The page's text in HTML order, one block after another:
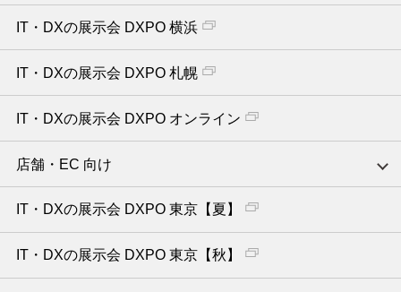
IT・DXの展示会 DXPO 横浜
IT・DXの展示会 DXPO 札幌
IT・DXの展示会 DXPO オンライン
店舗・EC 向け
IT・DXの展示会 DXPO 東京【夏】
IT・DXの展示会 DXPO 東京【秋】